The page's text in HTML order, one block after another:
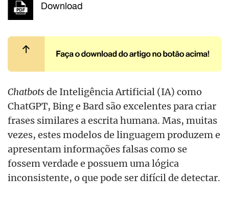
Download
Chatbots de Inteligência Artificial (IA) como
ChatGPT, Bing e Bard são excelentes para criar
frases similares a escrita humana. Mas, muitas
vezes, estes modelos de linguagem produzem e
apresentam informações falsas como se
fossem verdade e possuem uma lógica
inconsistente, o que pode ser difícil de detectar.